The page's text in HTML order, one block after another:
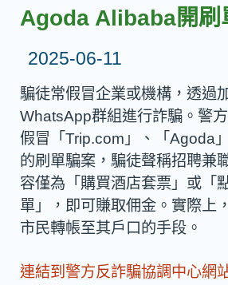
Agoda Alibaba開刷
2025-06-11
騙徒常假冒企業或機構，透過
WhatsApp群組進行詐騙。警
假冒「Trip.com」、「Agoda
的刷單騙案，騙徒聲稱招聘兼
容僅為「購買酒店套票」或「
單」，即可賺取佣金。實際上
市民轉帳至其戶口的手段。
連結到警方反詐騙協調中心網